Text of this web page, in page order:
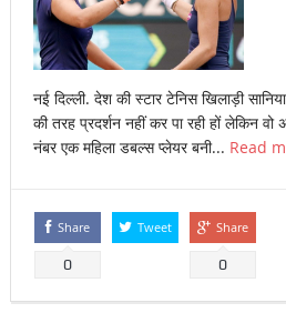
नई दिल्ली. देश की स्टार टेनिस खिलाड़ी
की तरह प्रदर्शन नहीं कर पा रही हों लेकिन वो
नंबर एक महिला डबल्स प्लेयर बनी... Read
Share
0
Tweet Share
0